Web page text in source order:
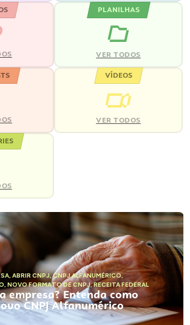
PLANILHAS
VER TODOS
VÍDEOS
VER TODOS
, ABRIR CNPJ,CNPJ ALFANUMÉRICO,
, NOVO FORMATO DE CNPJ,RECEITA FEDERAL
empresa? Entenda como
CNPJ Alfanumérico